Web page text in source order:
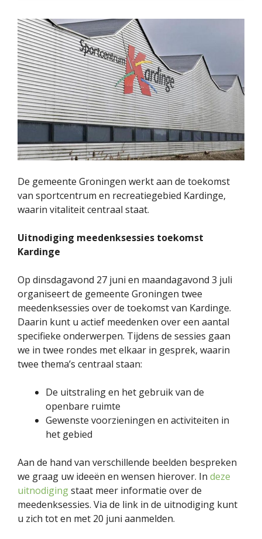
De gemeente Groningen werkt aan de toekomst
van sportcentrum en recreatiegebied Kardinge,
waarin vitaliteit centraal staat.
Uitnodiging meedenksessies toekomst
Kardinge
Op dinsdagavond 27 juni en maandagavond 3 juli
organiseert de gemeente Groningen twee
meedenksessies over de toekomst van Kardinge.
Daarin kunt u actief meedenken over een aantal
specifieke onderwerpen. Tijdens de sessies gaan
we in twee rondes met elkaar in gesprek, waarin
twee thema’s centraal staan:
De uitstraling en het gebruik van de
openbare ruimte
Gewenste voorzieningen en activiteiten in
het gebied
Aan de hand van verschillende beelden bespreken
we graag uw ideeën en wensen hierover. In deze
uitnodigingstaat meer informatie over de
meedenksessies. Via de link in de uitnodiging kunt
u zich tot en met 20 juni aanmelden.